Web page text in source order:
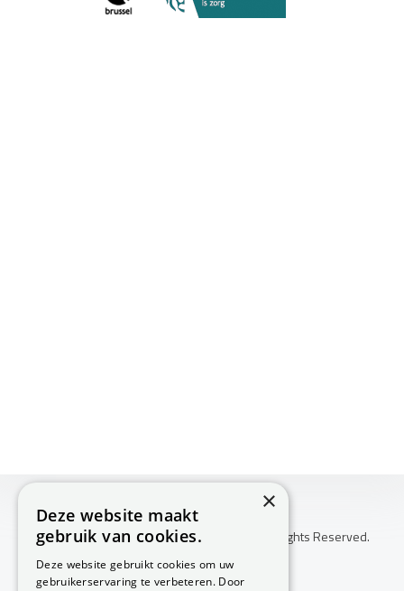
Copyright © 2026 Huis Voor Gezondheid. All Rights Reserved.
Klachtenprocedure
×
Deze website maakt
gebruik van cookies.
Deze website gebruikt cookies om uw
gebruikerservaring te verbeteren. Door